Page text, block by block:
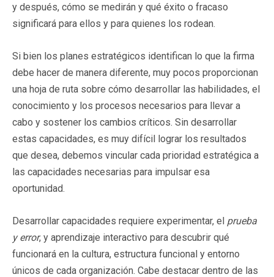
y después, cómo se medirán y qué éxito o fracaso
significará para ellos y para quienes los rodean.
Si bien los planes estratégicos identifican lo que la firma
debe hacer de manera diferente, muy pocos proporcionan
una hoja de ruta sobre cómo desarrollar las habilidades, el
conocimiento y los procesos necesarios para llevar a
cabo y sostener los cambios críticos. Sin desarrollar
estas capacidades, es muy difícil lograr los resultados
que desea, debemos vincular cada prioridad estratégica a
las capacidades necesarias para impulsar esa
oportunidad.
Desarrollar capacidades requiere experimentar, el prueba
y error, y aprendizaje interactivo para descubrir qué
funcionará en la cultura, estructura funcional y entorno
únicos de cada organización. Cabe destacar dentro de las